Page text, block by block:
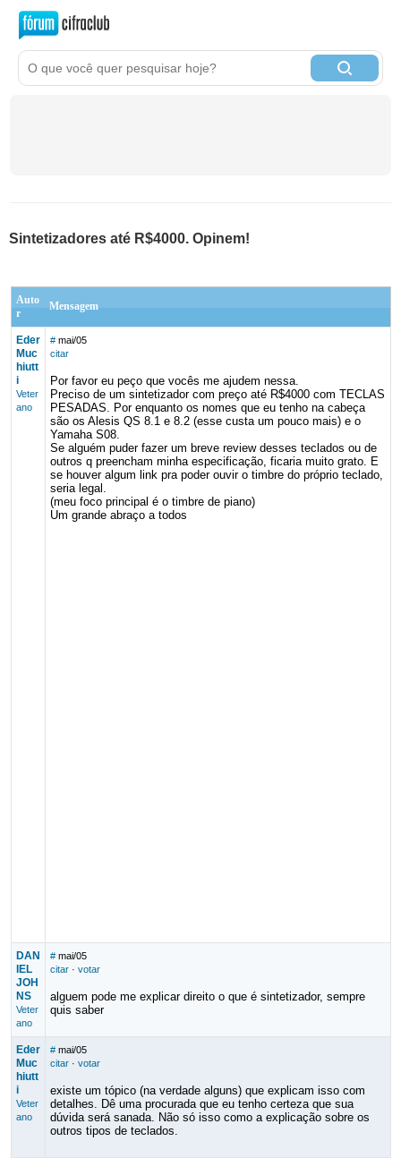
Sintetizadores até R$4000. Opinem!
Auto
r
Mensagem
Eder
Muc
hiutt
i
Veter
ano
# mai/05
citar
Por favor eu peço que vocês me ajudem nessa.
Preciso de um sintetizador com preço até R$4000 com TECLAS
PESADAS. Por enquanto os nomes que eu tenho na cabeça
são os Alesis QS 8.1 e 8.2 (esse custa um pouco mais) e o
Yamaha S08.
Se alguém puder fazer um breve review desses teclados ou de
outros q preencham minha especificação, ficaria muito grato. E
se houver algum link pra poder ouvir o timbre do próprio teclado,
seria legal.
(meu foco principal é o timbre de piano)
Um grande abraço a todos
DAN
IEL
JOH
NS
Veter
ano
# mai/05
citar· votar
alguem pode me explicar direito o que é sintetizador, sempre
quis saber
Eder
Muc
hiutt
i
Veter
ano
# mai/05
citar· votar
existe um tópico (na verdade alguns) que explicam isso com
detalhes. Dê uma procurada que eu tenho certeza que sua
dúvida será sanada. Não só isso como a explicação sobre os
outros tipos de teclados.